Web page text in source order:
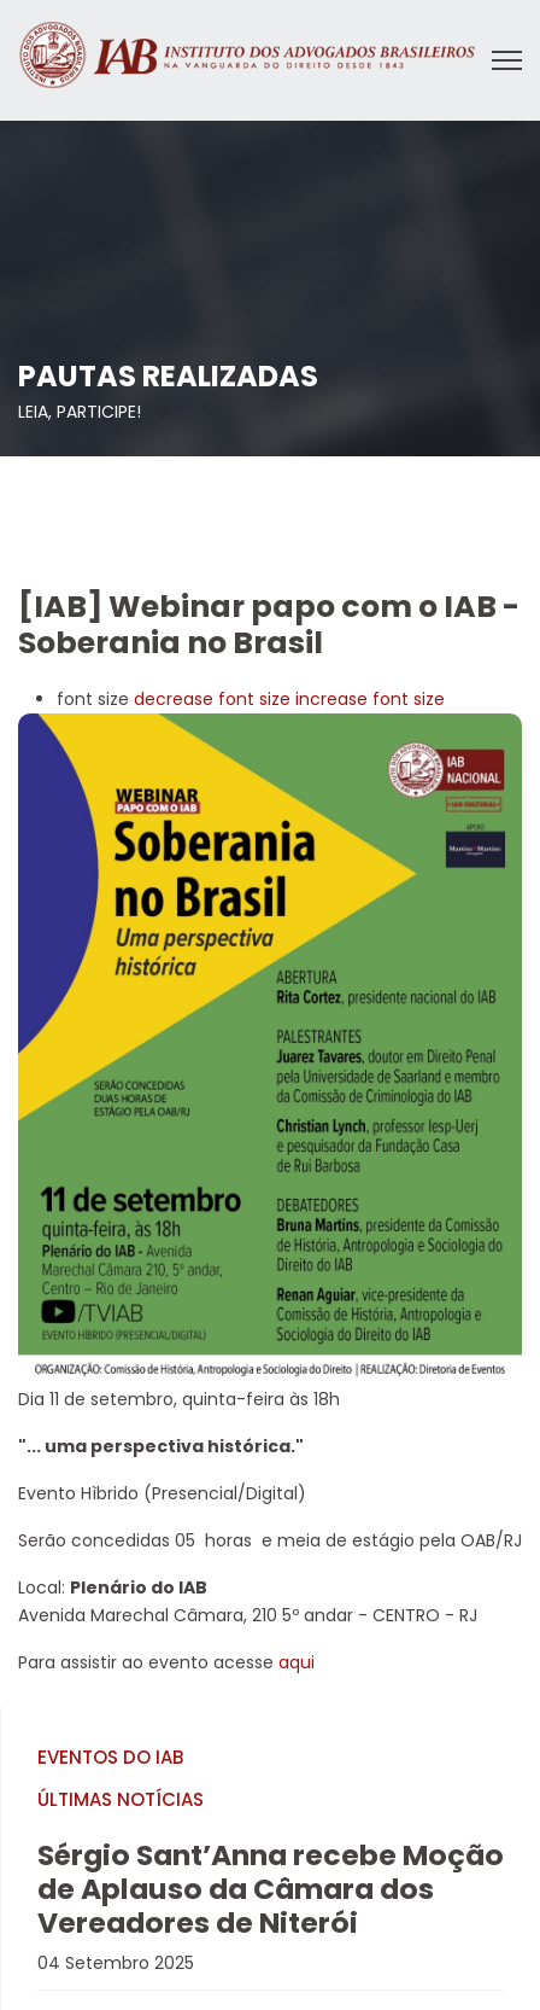
PAUTAS REALIZADAS
LEIA, PARTICIPE!
[IAB] Webinar papo com o IAB -
Soberania no Brasil
font size decrease font size increase font size
Dia 11 de setembro, quinta-feira às 18h
"... uma perspectiva histórica."
Evento Hìbrido (Presencial/Digital)
Serão concedidas 05 horas e meia de estágio pela OAB/RJ
Local: Plenário do IAB
Avenida Marechal Câmara, 210 5º andar - CENTRO - RJ
Para assistir ao evento acesse aqui
EVENTOS DO IAB
ÚLTIMAS NOTÍCIAS
Sérgio Sant’Anna recebe Moção
de Aplauso da Câmara dos
Vereadores de Niterói
04 Setembro 2025